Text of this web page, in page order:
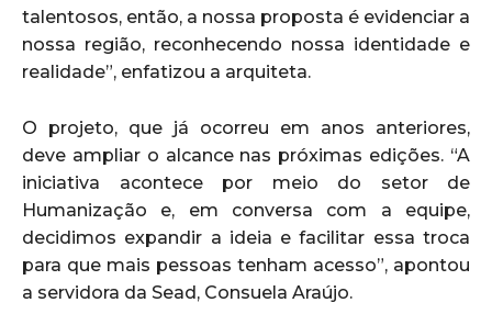
talentosos, então, a nossa proposta é evidenciar a
nossa região, reconhecendo nossa identidade e
realidade”, enfatizou a arquiteta.
O projeto, que já ocorreu em anos anteriores,
deve ampliar o alcance nas próximas edições. “A
iniciativa acontece por meio do setor de
Humanização e, em conversa com a equipe,
decidimos expandir a ideia e facilitar essa troca
para que mais pessoas tenham acesso”, apontou
a servidora da Sead, Consuela Araújo.